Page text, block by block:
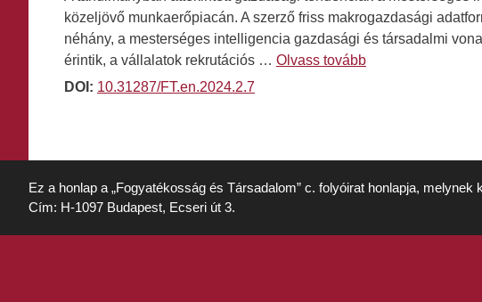
közeljövő munkaerőpiacán. A szerző friss makrogazdasági
néhány, a mesterséges intelligencia gazdasági és társadalmi
érintik, a vállalatok rekrutációs … Olvass tovább
DOI: 10.31287/FT.en.2024.2.7
Ez a honlap a „Fogyatékosság és Társadalom” c. folyóirat honlapja, melynek
Cím: H-1097 Budapest, Ecseri út 3.